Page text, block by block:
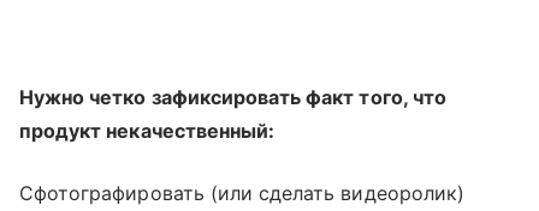
Нужно четко зафиксировать факт того, что
продукт некачественный:
Сфотографировать (или сделать видеоролик)